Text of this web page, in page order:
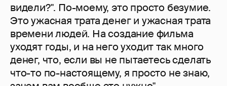
видели?". По-моему, это просто безумие.
Это ужасная трата денег и ужасная трата
времени людей. На создание фильма
уходят годы, и на него уходит так много
денег, что, если вы не пытаетесь сделать
что-то по-настоящему, я просто не знаю,